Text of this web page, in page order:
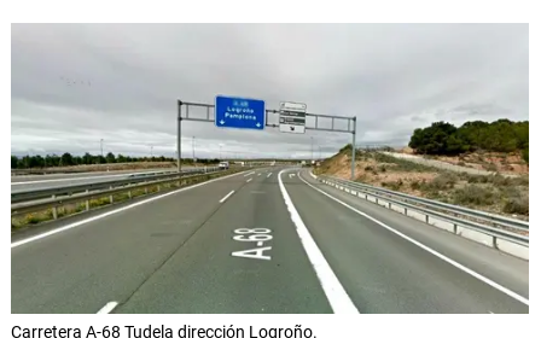
Carretera A-68 Tudela dirección Logroño.